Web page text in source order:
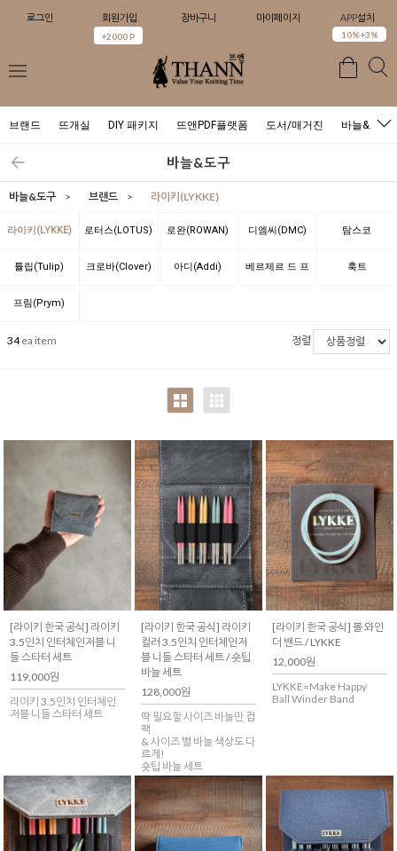
로그인 회원가입
+2000 P
장바구니 마이페이지 APP설치
10%+3%
브랜드 뜨개실 DIY 패키지 뜨앤PDF플랫폼 도서/매거진 바늘&도구
바늘&도구
바늘&도구 > 브랜드 > 라이키(LYKKE)
라이키(LYKKE) 로터스(LOTUS) 로완(ROWAN) 디엠씨(DMC) 탐스코
(TAMSCO)
튤립(Tulip) 크로바(Clover) 아디(Addi) 베르제르 드 프
DE FRANCE)
훅트
프림(Prym)
34ea item 정렬
[라이키 한국 공식] 라이키
3.5인치 인터체인저블 니
들 스타터 세트
119,000원
라이키 3.5인치 인터체인
저블 니들 스타터 세트
[라이키 한국 공식] 라이키
컬러 3.5인치 인터체인저
블 니들 스타터 세트 / 숏팁
바늘 세트
128,000원
딱 필요할 사이즈 바늘만 컴
팩
& 사이즈 별 바늘 색상도 다
르게!
숏팁 바늘 세트
[라이키 한국 공식] 볼 와인
더 밴드 / LYKKE
12,000원
LYKKE=Make Happy
Ball Winder Band